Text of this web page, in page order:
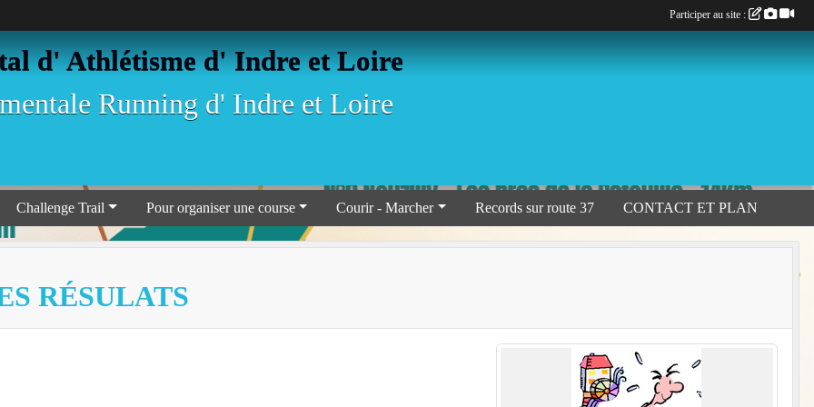
d' Athlétisme d' Indre et Loire
Running d' Indre et Loire
Challenge Trail Pour organiser une course Courir - Marcher Records sur route 37 CONTACT ET PLAN
RÉSULATS
Participer au site :